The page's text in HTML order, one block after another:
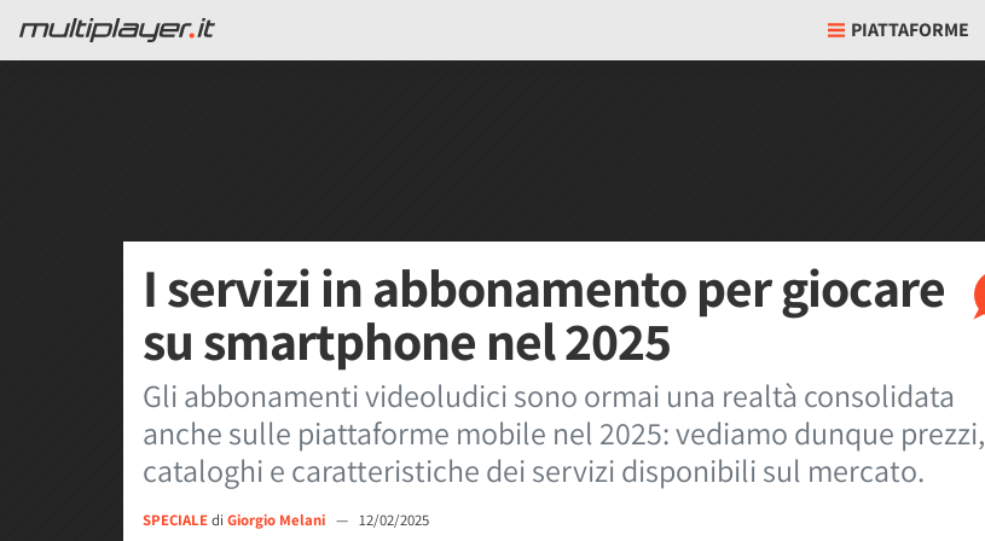
PIATTAFORME
I servizi in abbonamento per giocare
su smartphone nel 2025
Gli abbonamenti videoludici sono ormai una realtà consolidata
anche sulle piattaforme mobile nel 2025: vediamo dunque prezzi,
cataloghi e caratteristiche dei servizi disponibili sul mercato.
SPECIALEdi Giorgio Melani — 12/02/2025